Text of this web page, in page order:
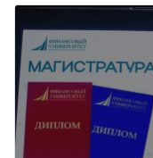
Программа